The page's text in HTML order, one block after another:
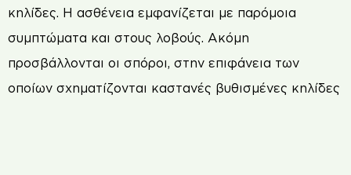
κηλίδες. Η ασθένεια εµφανίζεται µε παρόµοια
συµπτώµατα και στους λοβούς. Ακόµη
προσβάλλονται οι σπόροι, στην επιφάνεια των
οποίων σχηµατίζονται καστανές βυθισµένες κηλίδες